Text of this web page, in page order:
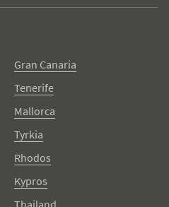
Gran Canaria
Tenerife
Mallorca
Tyrkia
Rhodos
Kypros